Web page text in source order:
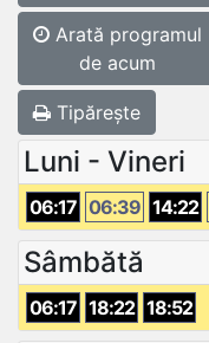
Arată programul
de acum
Tipărește
Luni - Vineri
06:17 06:39 14:22
Sâmbătă
06:17 18:22 18:52